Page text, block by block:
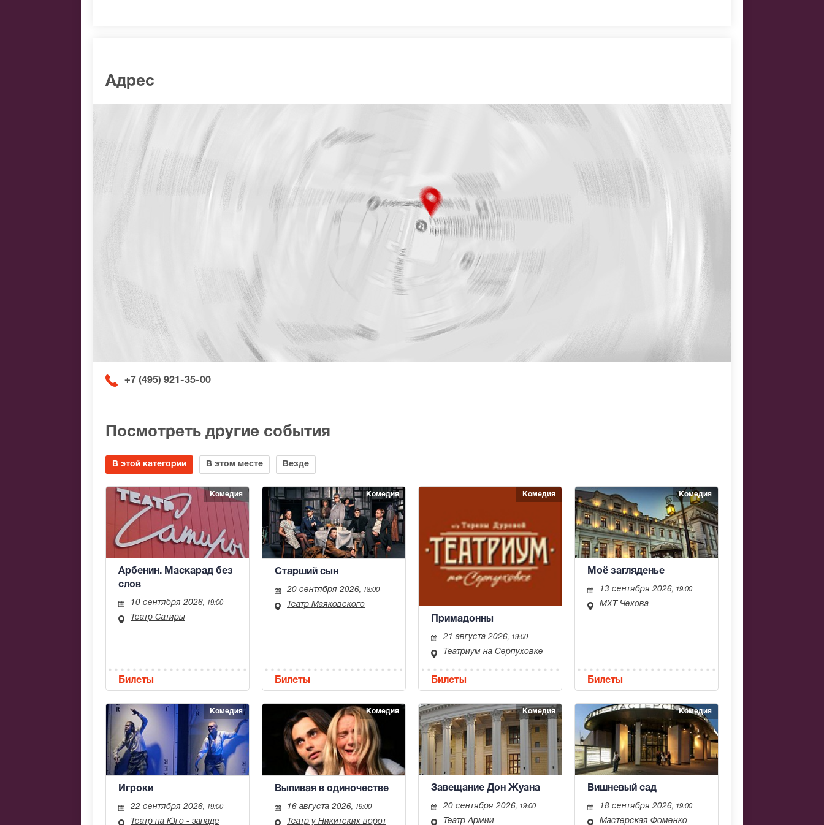
Адрес
+7 (495) 921-35-00
Посмотреть другие события
В этой категории В этом месте Везде
Комедия
Арбенин. Маскарад без
слов
10 сентября 2026, 19:00
Театр Сатиры
Билеты
Комедия
Старший сын
20 сентября 2026, 18:00
Театр Маяковского
Билеты
Комедия
Примадонны
21 августа 2026, 19:00
Театриум на Серпуховке
Билеты
Комедия
Моё загляденье
13 сентября 2026, 19:00
МХТ Чехова
Билеты
Комедия
Игроки
22 сентября 2026, 19:00
Театр на Юго - западе
Комедия
Выпивая в одиночестве
16 августа 2026, 19:00
Театр у Никитских ворот
Комедия
Завещание Дон Жуана
20 сентября 2026, 19:00
Театр Армии
Комедия
Вишневый сад
18 сентября 2026, 19:00
Мастерская Фоменко